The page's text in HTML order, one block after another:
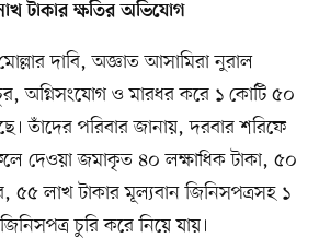
টাকার ক্ষতির অভিযোগ
দাবি, অজ্ঞাত আসামিরা নুরাল
অগ্নিসংযোগ ও মারধর করে ১ কোটি ৫০
তাঁদের পরিবার জানায়, দরবার শরিফে
দেওয়া জমাকৃত ৪০ লক্ষাধিক টাকা, ৫০
৫৫ লাখ টাকার মূল্যবান জিনিসপত্রসহ ১
চুরি করে নিয়ে যায়।